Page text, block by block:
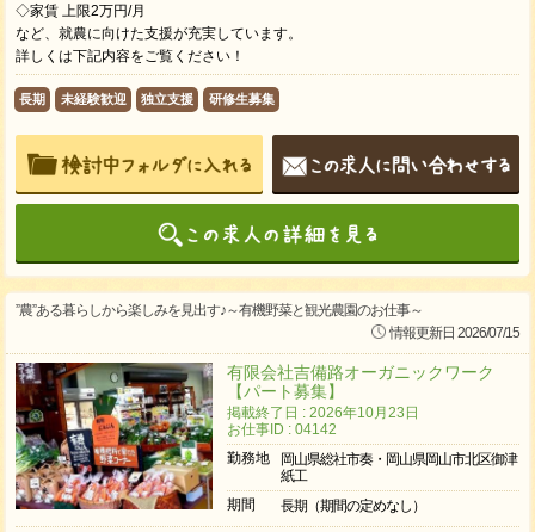
◇家賃 上限2万円/月
など、就農に向けた支援が充実しています。
詳しくは下記内容をご覧ください！
長期 未経験歓迎 独立支援 研修生募集
”農”ある暮らしから楽しみを見出す♪～有機野菜と観光農園のお仕事～
情報更新日 2026/07/15
有限会社吉備路オーガニックワーク
【パート募集】
掲載終了日 : 2026年10月23日
お仕事ID : 04142
勤務地
岡山県総社市奏・岡山県岡山市北区御津
紙工
期間
長期（期間の定めなし）